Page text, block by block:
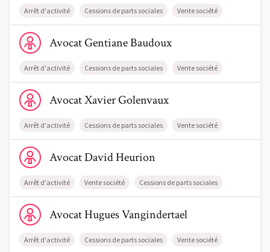
Arrêt d'activité Cessions de parts sociales Vente société
Voir le profil de AvocatGentiane Baudoux
AvocatGentianeBaudoux
Arrêt d'activité Cessions de parts sociales Vente société
Voir le profil de AvocatXavier Golenvaux
AvocatXavierGolenvaux
Arrêt d'activité Cessions de parts sociales Vente société
Voir le profil de AvocatDavid Heurion
AvocatDavidHeurion
Arrêt d'activité Vente société Cessions de parts sociales
Voir le profil de AvocatHugues Vangindertael
AvocatHuguesVangindertael
Arrêt d'activité Cessions de parts sociales Vente société